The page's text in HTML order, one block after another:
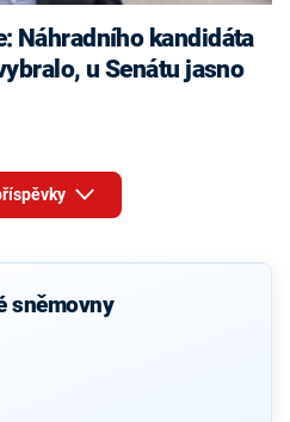
Náhradního kandidáta
u Senátu jasno
sněmovny